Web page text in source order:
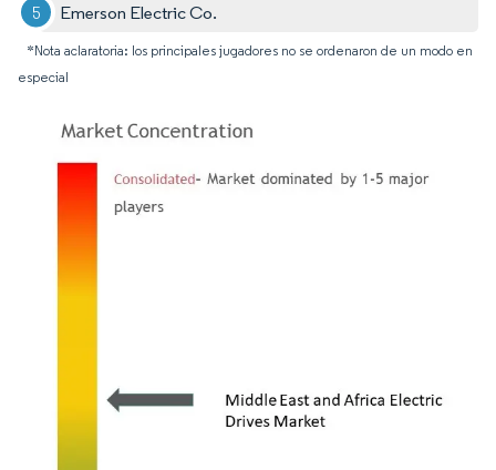
Emerson Electric Co.
*Nota aclaratoria: los principales jugadores no se ordenaron de un modo en
especial